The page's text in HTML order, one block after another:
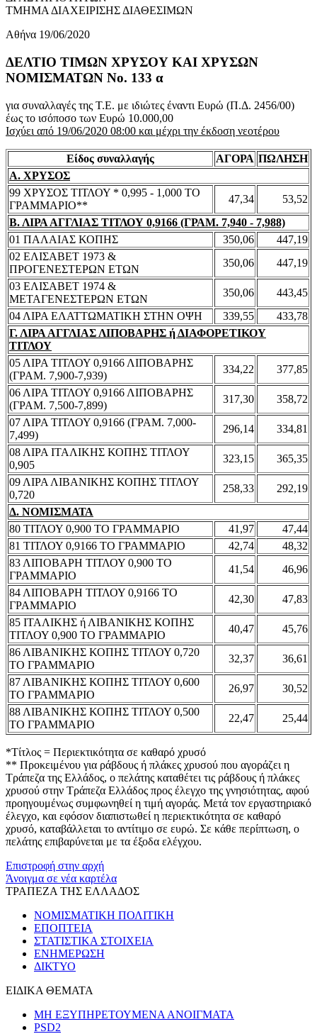
ΤΜΗΜΑ ΔΙΑΧΕΙΡΙΣΗΣ ΔΙΑΘΕΣΙΜΩΝ
Αθήνα 19/06/2020
ΔΕΛΤΙΟ ΤΙΜΩΝ ΧΡΥΣΟΥ ΚΑΙ ΧΡΥΣΩΝ
ΝΟΜΙΣΜΑΤΩΝ No. 133 α
για συναλλαγές της Τ.Ε. με ιδιώτες έναντι Ευρώ (Π.Δ. 2456/00)
έως το ισόποσο των Ευρώ 10.000,00
Ισχύει από 19/06/2020 08:00 και μέχρι την έκδοση νεοτέρου
Είδος συναλλαγής ΑΓΟΡΑ ΠΩΛΗΣΗ
Α. ΧΡΥΣΟΣ
99 ΧΡΥΣΟΣ ΤΙΤΛΟΥ * 0,995 - 1,000 ΤΟ
ΓΡΑΜΜΑΡΙΟ**
47,34
53,52
Β. ΛΙΡΑ ΑΓΓΛΙΑΣ ΤΙΤΛΟΥ 0,9166 (ΓΡΑΜ. 7,940 - 7,988)
01 ΠΑΛΑΙΑΣ ΚΟΠΗΣ
350,06
447,19
02 ΕΛΙΣΑΒΕΤ 1973 &
ΠΡΟΓΕΝΕΣΤΕΡΩΝ ΕΤΩΝ
350,06
447,19
03 ΕΛΙΣΑΒΕΤ 1974 &
ΜΕΤΑΓΕΝΕΣΤΕΡΩΝ ΕΤΩΝ
350,06
443,45
04 ΛΙΡΑ ΕΛΑΤΤΩΜΑΤΙΚΗ ΣΤΗΝ ΟΨΗ
339,55
433,78
Γ. ΛΙΡΑ ΑΓΓΛΙΑΣ ΛΙΠΟΒΑΡΗΣ ή ΔΙΑΦΟΡΕΤΙΚΟΥ
ΤΙΤΛΟΥ
05 ΛΙΡΑ ΤΙΤΛΟΥ 0,9166 ΛΙΠΟΒΑΡΗΣ
(ΓΡΑΜ. 7,900-7,939)
334,22
377,85
06 ΛΙΡΑ ΤΙΤΛΟΥ 0,9166 ΛΙΠΟΒΑΡΗΣ
(ΓΡΑΜ. 7,500-7,899)
317,30
358,72
07 ΛΙΡΑ ΤΙΤΛΟΥ 0,9166 (ΓΡΑΜ. 7,000-
7,499)
296,14
334,81
08 ΛΙΡΑ ΙΤΑΛΙΚΗΣ ΚΟΠΗΣ ΤΙΤΛΟΥ
0,905
323,15
365,35
09 ΛΙΡΑ ΛΙΒΑΝΙΚΗΣ ΚΟΠΗΣ ΤΙΤΛΟΥ
0,720
258,33
292,19
Δ. ΝΟΜΙΣΜΑΤΑ
80 ΤΙΤΛΟΥ 0,900 ΤΟ ΓΡΑΜΜΑΡΙΟ
41,97
47,44
81 ΤΙΤΛΟΥ 0,9166 ΤΟ ΓΡΑΜΜΑΡΙΟ
42,74
48,32
83 ΛΙΠΟΒΑΡΗ ΤΙΤΛΟΥ 0,900 ΤΟ
ΓΡΑΜΜΑΡΙΟ
41,54
46,96
84 ΛΙΠΟΒΑΡΗ ΤΙΤΛΟΥ 0,9166 ΤΟ
ΓΡΑΜΜΑΡΙΟ
42,30
47,83
85 ΙΤΑΛΙΚΗΣ ή ΛΙΒΑΝΙΚΗΣ ΚΟΠΗΣ
ΤΙΤΛΟΥ 0,900 ΤΟ ΓΡΑΜΜΑΡΙΟ
40,47
45,76
86 ΛΙΒΑΝΙΚΗΣ ΚΟΠΗΣ ΤΙΤΛΟΥ 0,720
ΤΟ ΓΡΑΜΜΑΡΙΟ
32,37
36,61
87 ΛΙΒΑΝΙΚΗΣ ΚΟΠΗΣ ΤΙΤΛΟΥ 0,600
ΤΟ ΓΡΑΜΜΑΡΙΟ
26,97
30,52
88 ΛΙΒΑΝΙΚΗΣ ΚΟΠΗΣ ΤΙΤΛΟΥ 0,500
ΤΟ ΓΡΑΜΜΑΡΙΟ
22,47 25,44
*Τίτλος = Περιεκτικότητα σε καθαρό χρυσό
** Προκειμένου για ράβδους ή πλάκες χρυσού που αγοράζει η
Τράπεζα της Ελλάδος, ο πελάτης καταθέτει τις ράβδους ή πλάκες
χρυσού στην Τράπεζα Ελλάδος προς έλεγχο της γνησιότητας, αφού
προηγουμένως συμφωνηθεί η τιμή αγοράς. Μετά τον εργαστηριακό
έλεγχο, και εφόσον διαπιστωθεί η περιεκτικότητα σε καθαρό
χρυσό, καταβάλλεται το αντίτιμο σε ευρώ. Σε κάθε περίπτωση, ο
πελάτης επιβαρύνεται με τα έξοδα ελέγχου.
Επιστροφή στην αρχή
Άνοιγμα σε νέα καρτέλα
ΤΡΑΠΕΖΑ ΤΗΣ ΕΛΛΑΔΟΣ
ΝΟΜΙΣΜΑΤΙΚΗ ΠΟΛΙΤΙΚΗ
ΕΠΟΠΤΕΙΑ
ΣΤΑΤΙΣΤΙΚΑ ΣΤΟΙΧΕΙΑ
ΕΝΗΜΕΡΩΣΗ
ΔΙΚΤΥΟ
ΕΙΔΙΚΑ ΘΕΜΑΤΑ
ΜΗ ΕΞΥΠΗΡΕΤΟΥΜΕΝΑ ΑΝΟΙΓΜΑΤΑ
PSD2